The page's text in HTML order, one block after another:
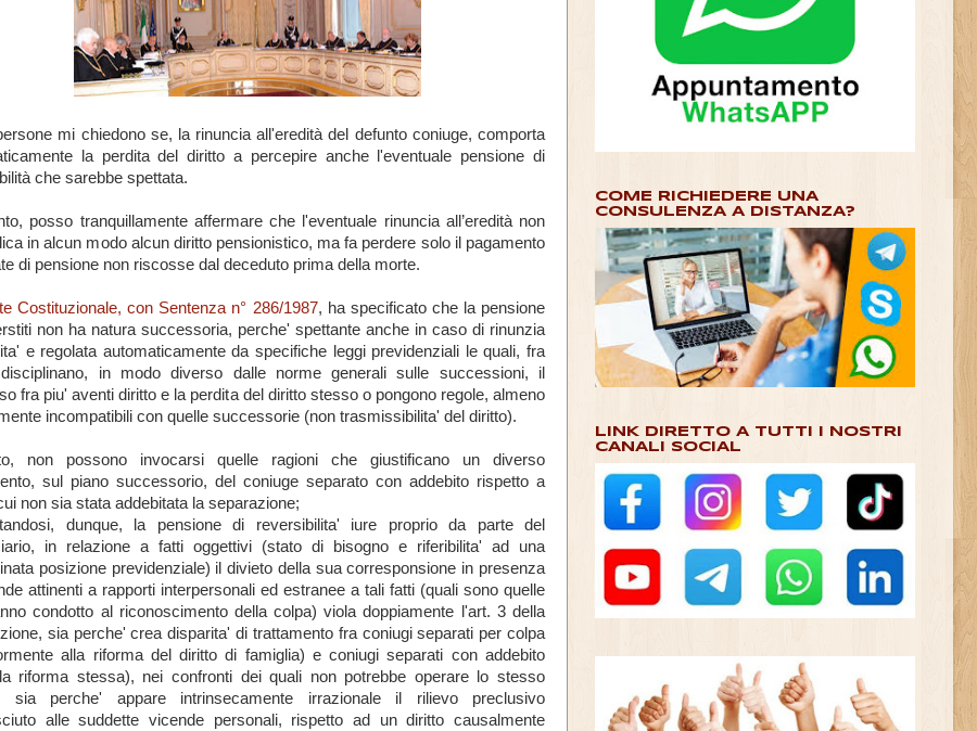
mi chiedono se, la rinuncia all'eredità del defunto coniuge, comporta
la perdita del diritto a percepire anche l'eventuale pensione di
che sarebbe spettata.
posso tranquillamente affermare che l'eventuale rinuncia all’eredità non
in alcun modo alcun diritto pensionistico, ma fa perdere solo il pagamento
di pensione non riscosse dal deceduto prima della morte.
Costituzionale, con Sentenza n° 286/1987, ha specificato che la pensione
non ha natura successoria, perche' spettante anche in caso di rinunzia
e regolata automaticamente da specifiche leggi previdenziali le quali, fra
in modo diverso dalle norme generali sulle successioni, il
fra piu' aventi diritto e la perdita del diritto stesso o pongono regole, almeno
incompatibili con quelle successorie (non trasmissibilita' del diritto).
non possono invocarsi quelle ragioni che giustificano un diverso
sul piano successorio, del coniuge separato con addebito rispetto a
non sia stata addebitata la separazione;
dunque, la pensione di reversibilita' iure proprio da parte del
in relazione a fatti oggettivi (stato di bisogno e riferibilita' ad una
posizione previdenziale) il divieto della sua corresponsione in presenza
attinenti a rapporti interpersonali ed estranee a tali fatti (quali sono quelle
condotto al riconoscimento della colpa) viola doppiamente l'art. 3 della
sia perche' crea disparita' di trattamento fra coniugi separati per colpa
alla riforma del diritto di famiglia) e coniugi separati con addebito
riforma stessa), nei confronti dei quali non potrebbe operare lo stesso
sia perche' appare intrinsecamente irrazionale il rilievo preclusivo
alle suddette vicende personali, rispetto ad un diritto causalmente
COME RICHIEDERE UNA
CONSULENZA A DISTANZA?
LINK DIRETTO A TUTTI I NOSTRI
CANALI SOCIAL